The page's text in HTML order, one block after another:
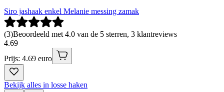
Siro jashaak enkel Melanie messing zamak
(3)Beoordeeld met 4.0 van de 5 sterren, 3 klantreviews
4.69
Prijs: 4.69 euro
Bekijk alles in losse haken